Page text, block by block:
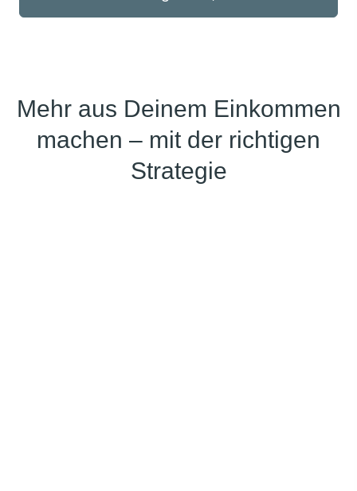
Mehr aus Deinem Einkommen
machen – mit der richtigen
Strategie